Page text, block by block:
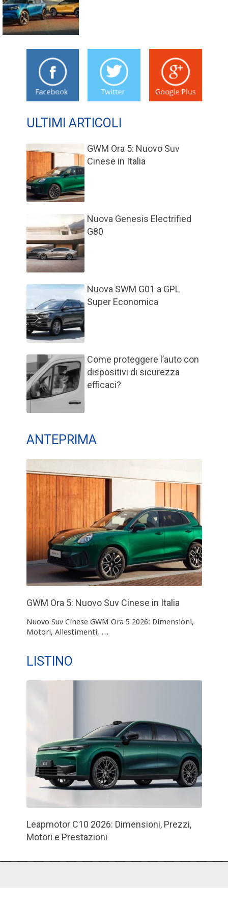
ULTIMI ARTICOLI
GWM Ora 5: Nuovo Suv
Cinese in Italia
Nuova Genesis Electrified
G80
Nuova SWM G01 a GPL
Super Economica
Come proteggere l’auto con
dispositivi di sicurezza
efficaci?
ANTEPRIMA
GWM Ora 5: Nuovo Suv Cinese in Italia
Nuovo Suv Cinese GWM Ora 5 2026: Dimensioni,
Motori, Allestimenti, …
LISTINO
Leapmotor C10 2026: Dimensioni, Prezzi,
Motori e Prestazioni